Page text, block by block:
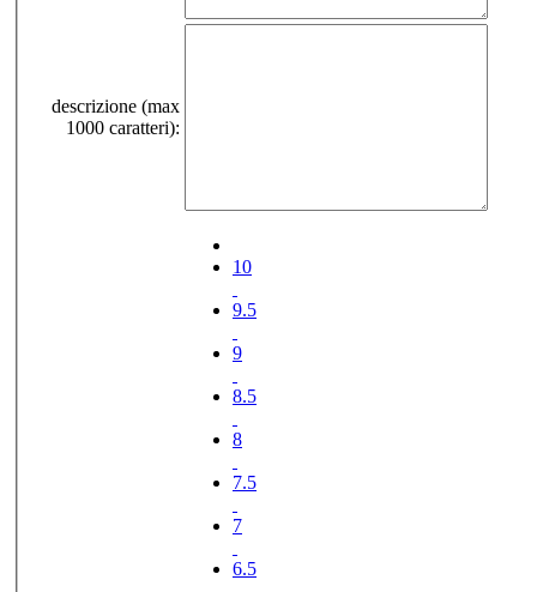
descrizione (max
1000 caratteri):
10
9.5
9
8.5
8
7.5
7
6.5